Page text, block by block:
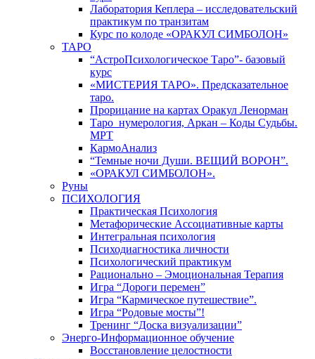
Лаборатория Кеплера – исследовательский
практикум по транзитам
Курс по колоде «ОРАКУЛ СИМБОЛОН»
ТАРО
“АстроПсихологическое Таро”- базовый
курс
«МИСТЕРИЯ ТАРО». Предсказательное
таро.
Прорицание на картах Оракул Ленорман
Таро_нумерология, Аркан – Коды Судьбы.
МРТ
КармоАнализ
“Темные ночи Души. ВЕЩИЙ ВОРОН”.
«ОРАКУЛ СИМБОЛОН».
Руны
ПСИХОЛОГИЯ
Практическая Психология
Метафорические Ассоциативные карты
Интегральная психология
Психодиагностика личности
Психологический практикум
Рационально – Эмоциональная Терапия
Игра “Дороги перемен”
Игра “Кармическое путешествие”.
Игра “Родовые мосты”!
Тренинг “Доска визуализации”
Энерго-Информационное обучение
Восстановление целостности